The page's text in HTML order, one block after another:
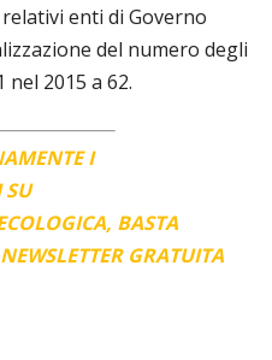
enti di Governo
del numero degli
nel 2015 a 62.
I
BASTA
GRATUITA